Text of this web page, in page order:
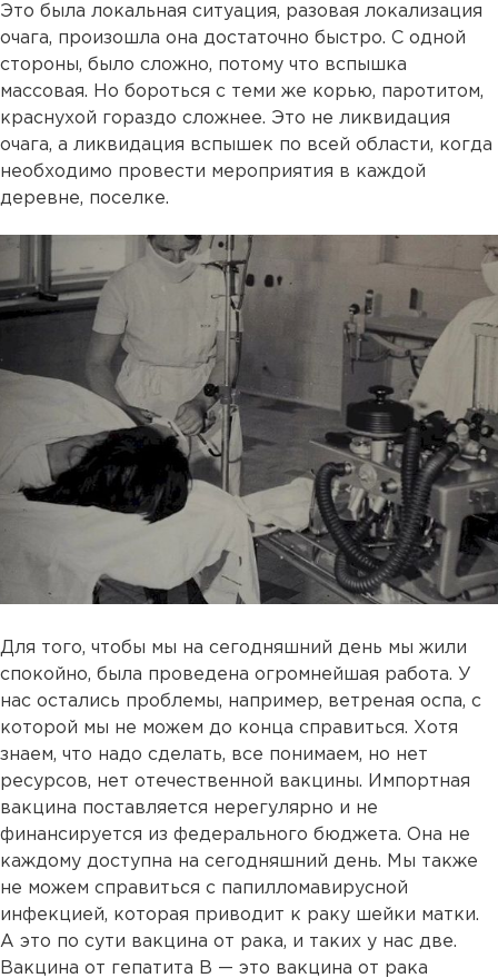
Это была локальная ситуация, разовая локализация
очага, произошла она достаточно быстро. С одной
стороны, было сложно, потому что вспышка
массовая. Но бороться с теми же корью, паротитом,
краснухой гораздо сложнее. Это не ликвидация
очага, а ликвидация вспышек по всей области, когда
необходимо провести мероприятия в каждой
деревне, поселке.
Для того, чтобы мы на сегодняшний день мы жили
спокойно, была проведена огромнейшая работа. У
нас остались проблемы, например, ветреная оспа, с
которой мы не можем до конца справиться. Хотя
знаем, что надо сделать, все понимаем, но нет
ресурсов, нет отечественной вакцины. Импортная
вакцина поставляется нерегулярно и не
финансируется из федерального бюджета. Она не
каждому доступна на сегодняшний день. Мы также
не можем справиться с папилломавирусной
инфекцией, которая приводит к раку шейки матки.
А это по сути вакцина от рака, и таких у нас две.
Вакцина от гепатита В — это вакцина от рака